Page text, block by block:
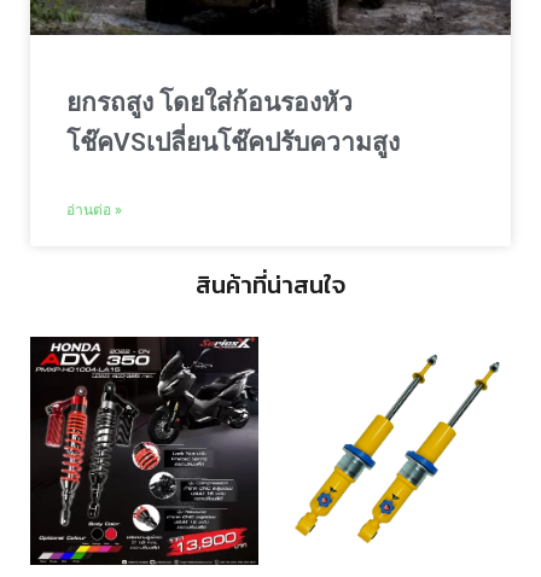
ยกรถสูง โดยใส่ก้อนรองหัว
โช๊คVSเปลี่ยนโช๊คปรับความสูง
อ่านต่อ »
สินค้าที่น่าสนใจ